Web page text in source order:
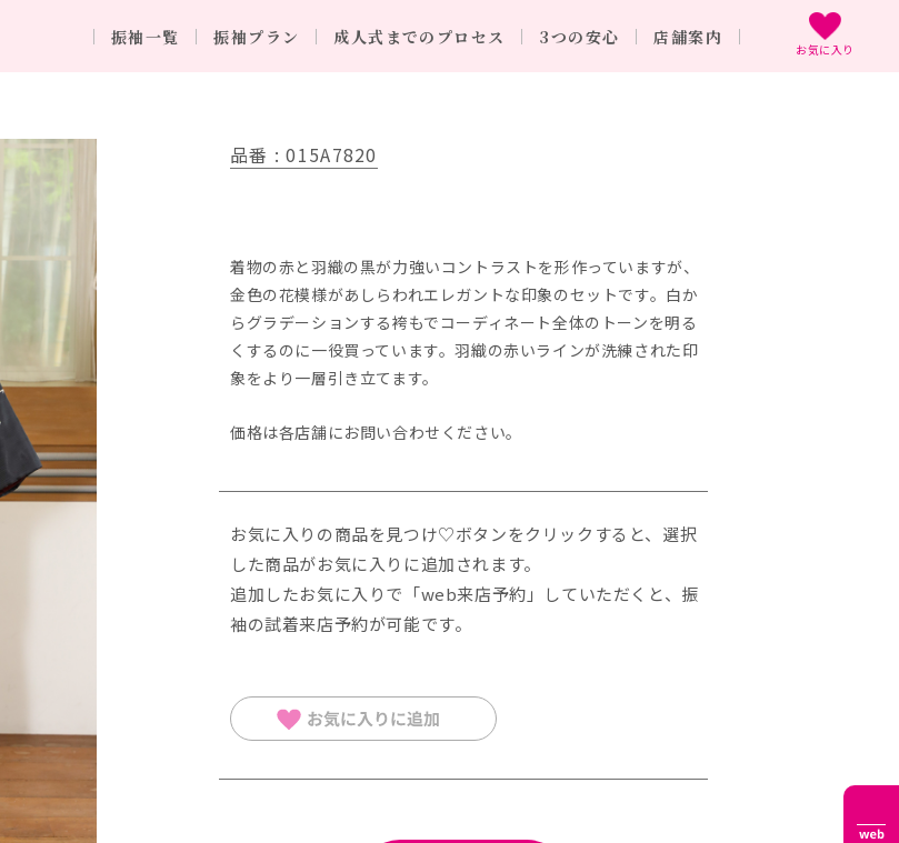
振袖一覧 振袖プラン 成人式までのプロセス 3つの安心 店舗案内
お気に入り
品番 : 015A7820
着物の赤と羽織の黒が力強いコントラストを形作っていますが、
金色の花模様があしらわれエレガントな印象のセットです。白か
らグラデーションする袴もでコーディネート全体のトーンを明る
くするのに一役買っています。羽織の赤いラインが洗練された印
象をより一層引き立てます。
価格は各店舗にお問い合わせください。
お気に入りの商品を見つけ♡ボタンをクリックすると、選択
した商品がお気に入りに追加されます。
追加したお気に⼊りで「web来店予約」していただくと、振
袖の試着来店予約が可能です。